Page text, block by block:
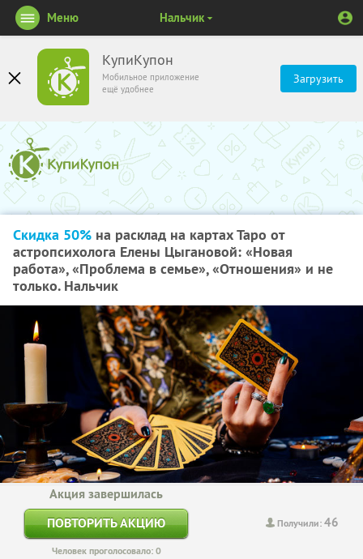
КупиКупон
Мобильное приложение
ещё удобнее
Загрузить
Меню Нальчик
Скидка 50% на расклад на картах Таро от
астропсихолога Елены Цыгановой: «Новая
работа», «Проблема в семье», «Отношения» и не
только. Нальчик
Получили:46
Акция завершилась
ПОВТОРИТЬ АКЦИЮ
Человек проголосовало: 0